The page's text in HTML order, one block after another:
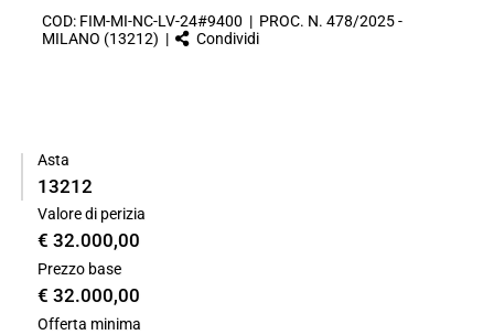
COD: FIM-MI-NC-LV-24#9400 | PROC. N. 478/2025 -
MILANO (13212) |
Condividi
Asta
13212
Valore di perizia
€ 32.000,00
Prezzo base
€ 32.000,00
Offerta minima